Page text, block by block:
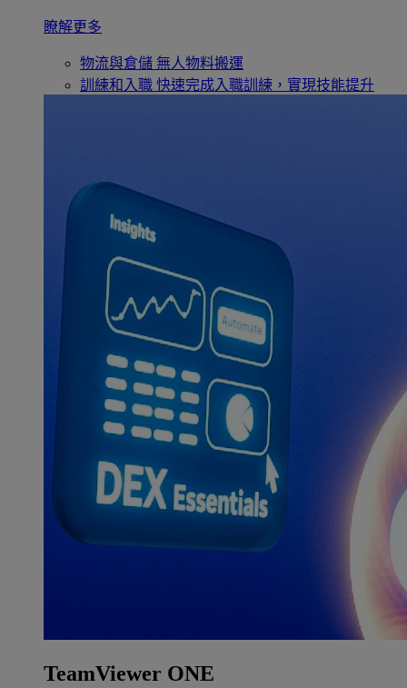
瞭解更多
物流與倉儲 無人物料搬運
訓練和入職 快速完成入職訓練，實現技能提升
TeamViewer ONE